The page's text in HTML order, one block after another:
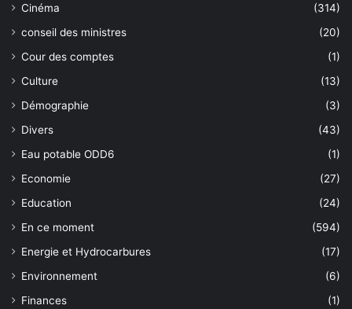
Cinéma
(314)
conseil des ministres
(20)
Cour des comptes
(1)
Culture
(13)
Démographie
(3)
Divers
(43)
Eau potable ODD6
(1)
Economie
(27)
Education
(24)
En ce moment
(594)
Energie et Hydrocarbures
(17)
Environnement
(6)
Finances
(1)